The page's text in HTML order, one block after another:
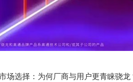
场选择：为何厂商与用户更青睐骁龙